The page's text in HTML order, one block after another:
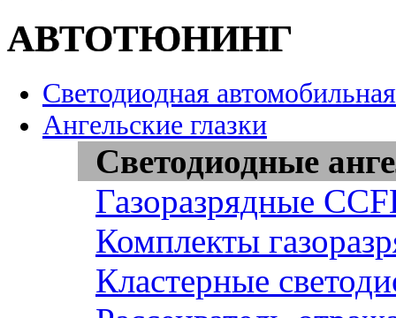
АВТОТЮНИНГ
Светодиодная
Ангельские глазки
Светодиодные
Газоразрядные
Комплекты
Кластерные